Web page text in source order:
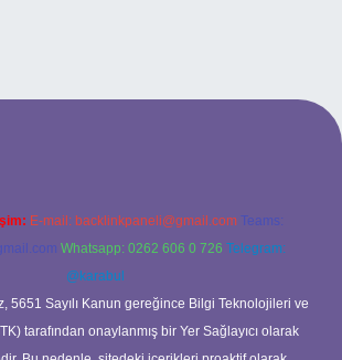
E-mail: backlinkpaneli@gmail.com Teams:
Whatsapp: 0262 606 0 726 Telegram:
@karabul
5651 Sayılı Kanun gereğince Bilgi Teknolojileri ve
tarafından onaylanmış bir Yer Sağlayıcı olarak